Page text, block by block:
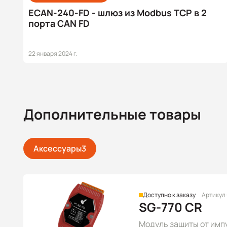
ECAN-240-FD - шлюз из Modbus TCP в 2
порта CAN FD
22 января 2024 г.
Дополнительные товары
Аксессуары3
Доступно к заказу
SG-770 CR
Модуль защиты от